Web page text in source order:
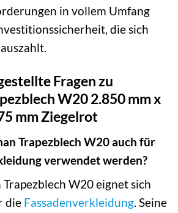
in vollem Umfang
die sich
Fragen zu
W20 2.850 mm x
mm Ziegelrot
Trapezblech W20 auch für
verwendet werden?
Trapezblech W20 eignet sich
die Fassadenverkleidung. Seine